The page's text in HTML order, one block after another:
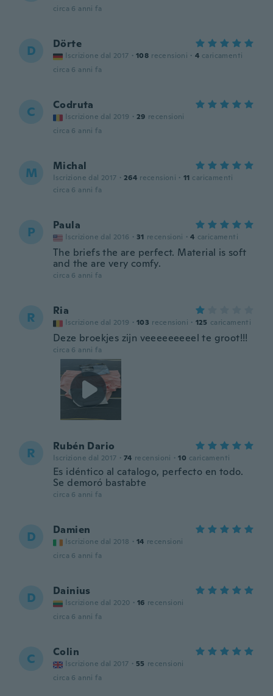
circa 6 anni fa
D Dörte
Iscrizione dal 2017 · 108 recensioni · 4 caricamenti
circa 6 anni fa
C Codruta
Iscrizione dal 2019 · 29 recensioni
circa 6 anni fa
M Michal
Iscrizione dal 2017 · 264 recensioni · 11 caricamenti
circa 6 anni fa
P Paula
Iscrizione dal 2016 · 31 recensioni · 4 caricamenti
The briefs the are perfect. Material is soft
and the are very comfy.
circa 6 anni fa
R Ria
Iscrizione dal 2019 · 103 recensioni · 125 caricamenti
Deze broekjes zijn veeeeeeeeel te groot!!!
circa 6 anni fa
R Rubén Dario
Iscrizione dal 2017 · 74 recensioni · 10 caricamenti
Es idéntico al catalogo, perfecto en todo.
Se demoró bastabte
circa 6 anni fa
D Damien
Iscrizione dal 2018 · 14 recensioni
circa 6 anni fa
D Dainius
Iscrizione dal 2020 · 16 recensioni
circa 6 anni fa
C Colin
Iscrizione dal 2017 · 55 recensioni
circa 6 anni fa